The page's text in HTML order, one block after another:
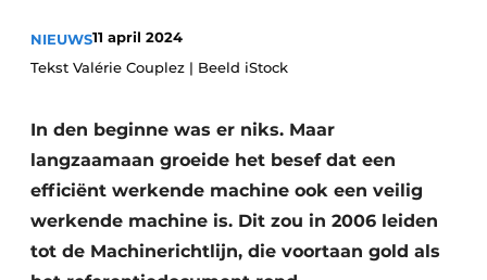
NIEUWS11 april 2024
Tekst Valérie Couplez | Beeld iStock
In den beginne was er niks. Maar
langzaamaan groeide het besef dat een
efficiënt werkende machine ook een veilig
werkende machine is. Dit zou in 2006 leiden
tot de Machinerichtlijn, die voortaan gold als